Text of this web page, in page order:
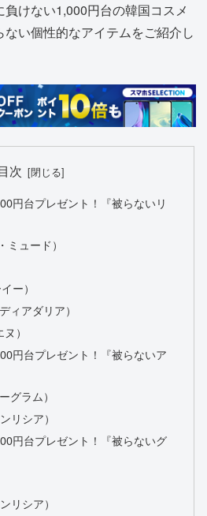
けない1,000円台の韓国コスメ
い個性的なアイテムをご紹介し
次
円台プレゼント！『被らないリ
ュード）
ー）
ィアダリア）
）
円台プレゼント！『被らないア
グラム）
リシア）
円台プレゼント！『被らないグ
リシア）